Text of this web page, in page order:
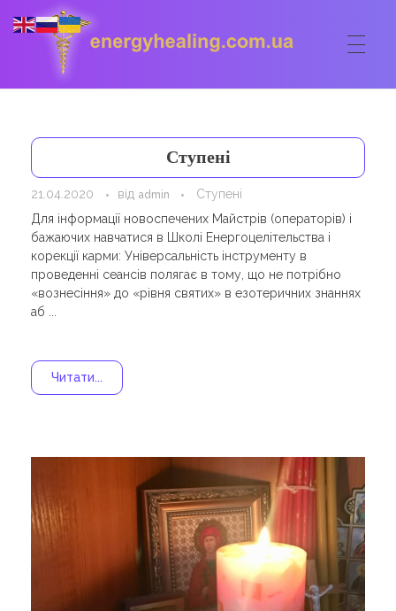
Energyhealing
Анастасія медіум,контактер,щоденник медіума,Майстер,цілительство,карма терапія,консультація онлайн,астрологія
ДОПОМОГА
Консультація онлайн
Сеанси
Астрологія
Очищення житла
Кодекс
Ступені
КОРИСНЕ
Ступені
21.04.2020 від admin
Ступені
Для інформації новоспечених Майстрів (операторів) і
бажаючих навчатися в Школі Енергоцелітельства і
корекції карми: Універсальність інструменту в
проведенні сеансів полягає в тому, що не потрібно
«вознесіння» до «рівня святих» в езотеричних знаннях
аб ...
Читати...